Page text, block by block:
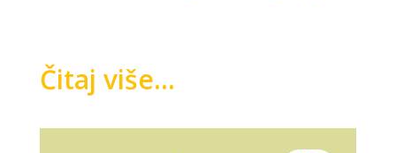
Čitaj više...